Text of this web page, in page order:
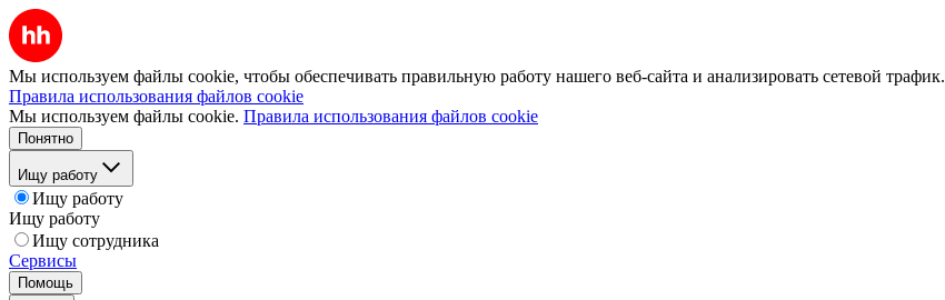
Мы используем файлы cookie, чтобы обеспечивать правильную работу нашего веб-сайта и анализировать сетевой трафик.
Правила использования файлов cookie
Мы используем файлы cookie. Правила использования файлов cookie
Понятно
Ищу работу
Ищу работу
Ищу работу
Ищу сотрудника
Сервисы
Помощь